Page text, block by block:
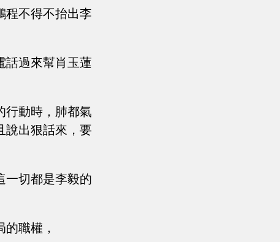
程不得不抬出李
話過來幫肖玉蓮
行動時，肺都氣
說出狠話來，要
一切都是李毅的
職權，